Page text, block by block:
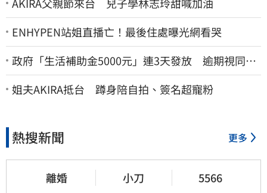
ENHYPEN站姐直播亡！最後住處曝光網看哭
政府「生活補助金5000元」連3天發放 逾期視同放
棄
姐夫AKIRA抵台 蹲身陪自拍、簽名超寵粉
熱搜新聞 更多
離婚 小刀 5566